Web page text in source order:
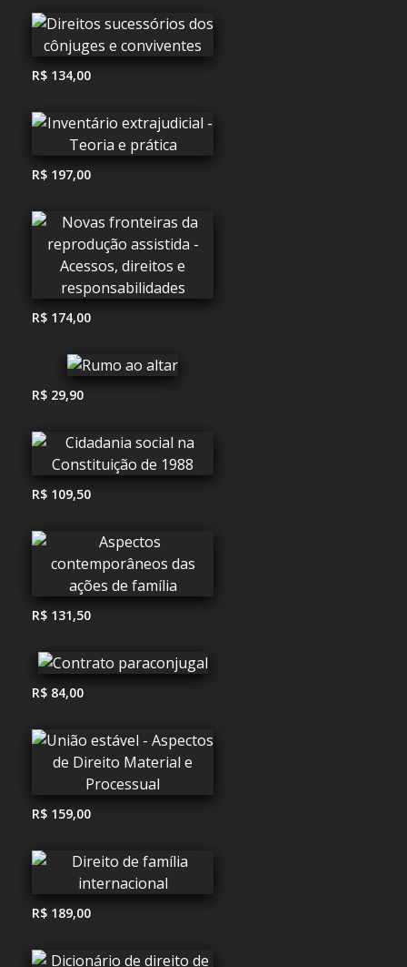
R$ 134,00
R$ 197,00
R$ 174,00
R$ 29,90
R$ 109,50
R$ 131,50
R$ 84,00
R$ 159,00
R$ 189,00